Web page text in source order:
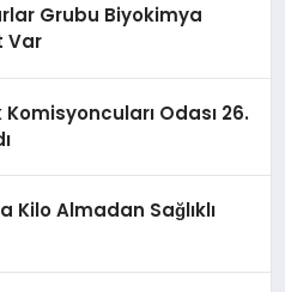
Grubu Biyokimya
Var
Odası 26.
Kilo Almadan Sağlıklı